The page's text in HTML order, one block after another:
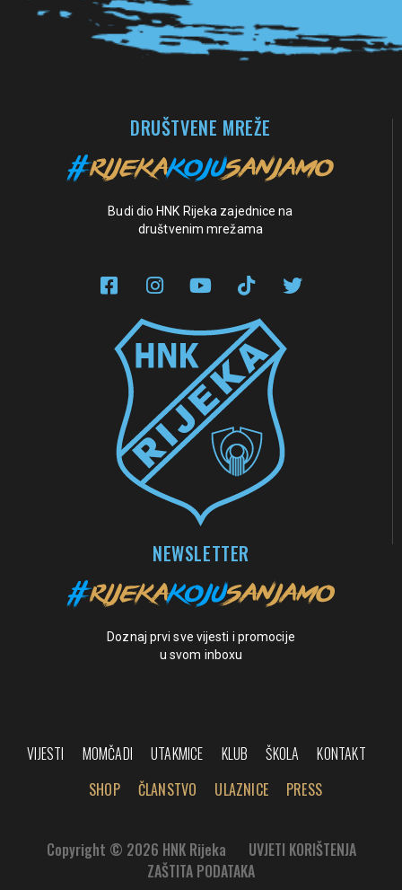
DRUŠTVENE MREŽE
Budi dio HNK Rijeka zajednice na
društvenim mrežama
NEWSLETTER
Doznaj prvi sve vijesti i promocije
u svom inboxu
VIJESTI MOMČADI UTAKMICE KLUB ŠKOLA
KONTAKT
SHOP
ČLANSTVO ULAZNICE PRESS
Copyright © 2026 HNK Rijeka
UVJETI KORIŠTENJA
ZAŠTITA PODATAKA